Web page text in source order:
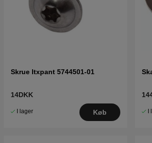
Skrue Itxpant 5744501-01
14DKK
I lager Køb